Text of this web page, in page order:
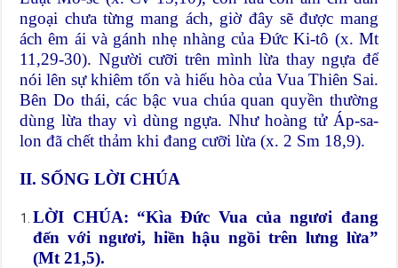
ngoại chưa từng mang ách, giờ đây sẽ được mang
ách êm ái và gánh nhẹ nhàng của Đức Ki-tô (x. Mt
11,29-30). Người cưỡi trên mình lừa thay ngựa để
nói lên sự khiêm tốn và hiếu hòa của Vua Thiên Sai.
Bên Do thái, các bậc vua chúa quan quyền thường
dùng lừa thay vì dùng ngựa. Như hoàng tử Áp-sa-
lon đã chết thảm khi đang cưỡi lừa (x. 2 Sm 18,9).
II. SỐNG LỜI CHÚA
LỜI CHÚA: “Kìa Đức Vua của ngươi đang
đến với ngươi, hiền hậu ngồi trên lưng lừa”
(Mt 21,5).